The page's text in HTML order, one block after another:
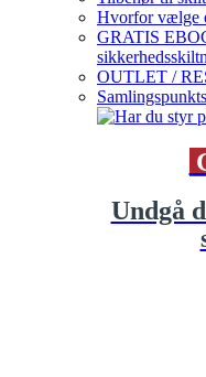
Hvorfor vælge
GRATIS
OUTLET /
Undgå